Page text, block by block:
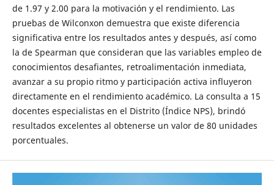
de 1.97 y 2.00 para la motivación y el rendimiento. Las
pruebas de Wilconxon demuestra que existe diferencia
significativa entre los resultados antes y después, así como
la de Spearman que consideran que las variables empleo de
conocimientos desafiantes, retroalimentación inmediata,
avanzar a su propio ritmo y participación activa influyeron
directamente en el rendimiento académico. La consulta a 15
docentes especialistas en el Distrito (Índice NPS), brindó
resultados excelentes al obtenerse un valor de 80 unidades
porcentuales.